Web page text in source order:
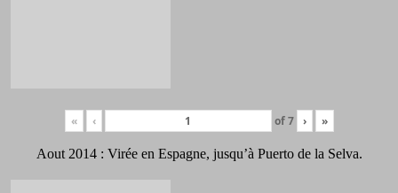
« ‹ of7 › »
Aout 2014 : Virée en Espagne, jusqu’à Puerto de la Selva.